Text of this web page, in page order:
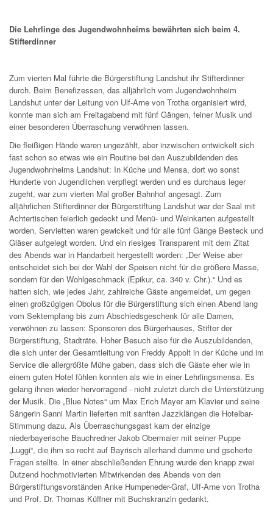
Die Lehrlinge des Jugendwohnheims bewährten sich beim 4.
Stifterdinner
Zum vierten Mal führte die Bürgerstiftung Landshut ihr Stifterdinner
durch. Beim Benefizessen, das alljährlich vom Jugendwohnheim
Landshut unter der Leitung von Ulf-Arne von Trotha organisiert wird,
konnte man sich am Freitagabend mit fünf Gängen, feiner Musik und
einer besonderen Überraschung verwöhnen lassen.
Die fleißigen Hände waren ungezählt, aber inzwischen entwickelt sich
fast schon so etwas wie ein Routine bei den Auszubildenden des
Jugendwohnheims Landshut: In Küche und Mensa, dort wo sonst
Hunderte von Jugendlichen verpflegt werden und es durchaus leger
zugeht, war zum vierten Mal großer Bahnhof angesagt. Zum
alljährlichen Stifterdinner der Bürgerstiftung Landshut war der Saal mit
Achtertischen feierlich gedeckt und Menü- und Weinkarten aufgestellt
worden, Servietten waren gewickelt und für alle fünf Gänge Besteck und
Gläser aufgelegt worden. Und ein riesiges Transparent mit dem Zitat
des Abends war in Handarbeit hergestellt worden: „Der Weise aber
entscheidet sich bei der Wahl der Speisen nicht für die größere Masse,
sondern für den Wohlgeschmack (Epikur, ca. 340 v. Chr.).“ Und es
hatten sich, wie jedes Jahr, zahlreiche Gäste angemeldet, um gegen
einen großzügigen Obolus für die Bürgerstiftung sich einen Abend lang
vom Sektempfang bis zum Abschiedsgeschenk für alle Damen,
verwöhnen zu lassen: Sponsoren des Bürgerhauses, Stifter der
Bürgerstiftung, Stadträte. Hoher Besuch also für die Auszubildenden,
die sich unter der Gesamtleitung von Freddy Appolt in der Küche und im
Service die allergrößte Mühe gaben, dass sich die Gäste eher wie in
einem guten Hotel fühlen konnten als wie in einer Lehrlingsmensa. Es
gelang ihnen wieder hervorragend - nicht zuletzt durch die Unterstützung
der Musik. Die „Blue Notes“ um Max Erich Mayer am Klavier und seine
Sängerin Sanni Martin lieferten mit sanften Jazzklängen die Hotelbar-
Stimmung dazu. Als Überraschungsgast kam der einzige
niederbayerische Bauchredner Jakob Obermaier mit seiner Puppe
„Luggi“, die ihm so recht auf Bayrisch allerhand dumme und gscherte
Fragen stellte. In einer abschließenden Ehrung wurde den knapp zwei
Dutzend hochmotivierten Mitwirkenden des Abends von den
Bürgerstiftungsvorständen Anke Humpeneder-Graf, Ulf-Arne von Trotha
und Prof. Dr. Thomas Küffner mit Buchskranzln gedankt.